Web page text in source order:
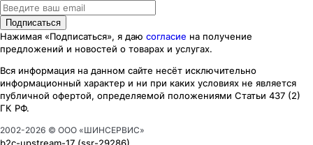
Подписаться
Нажимая «Подписаться», я даю согласие на получение
предложений и новостей о товарах и услугах.
Вся информация на данном сайте несёт исключительно
информационный характер и ни при каких условиях не является
публичной офертой, определяемой положениями Статьи 437 (2)
ГК РФ.
2002-2026 © ООО «ШИНСЕРВИС»